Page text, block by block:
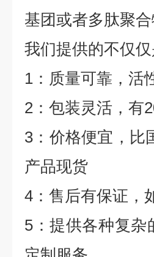
基团或者多肽聚
我们提供的不仅
1 ：质量可靠，活
2 ：包装灵活，有
3 ：价格便宜，
产品现货
4 ：售后有保证
5 ：提供各种复杂